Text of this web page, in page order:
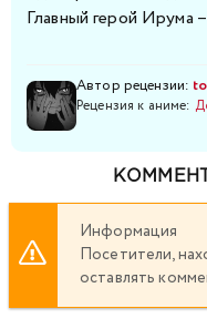
Главный герой Ирума
Автор рецензии:
Рецензия к аниме:
Информация
Посетители,
оставлять